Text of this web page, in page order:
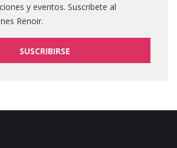
y eventos. Suscribete al
Renoir.
SUSCRIBIRSE